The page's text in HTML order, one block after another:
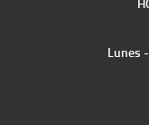
Lunes